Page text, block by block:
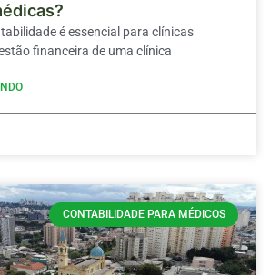
é essencial para clínicas
financeira de uma clínica
CONTABILIDADE PARA MÉDICOS